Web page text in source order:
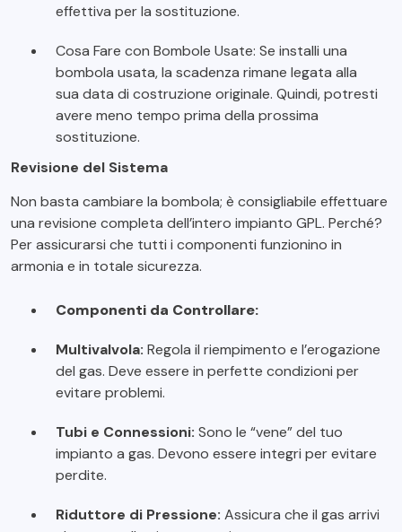
effettiva per la sostituzione.
Cosa Fare con Bombole Usate: Se installi una
bombola usata, la scadenza rimane legata alla
sua data di costruzione originale. Quindi, potresti
avere meno tempo prima della prossima
sostituzione.
Revisione del Sistema
Non basta cambiare la bombola; è consigliabile effettuare
una revisione completa dell’intero impianto GPL. Perché?
Per assicurarsi che tutti i componenti funzionino in
armonia e in totale sicurezza.
Componenti da Controllare:
Multivalvola: Regola il riempimento e l’erogazione
del gas. Deve essere in perfette condizioni per
evitare problemi.
Tubi e Connessioni: Sono le “vene” del tuo
impianto a gas. Devono essere integri per evitare
perdite.
Riduttore di Pressione: Assicura che il gas arrivi